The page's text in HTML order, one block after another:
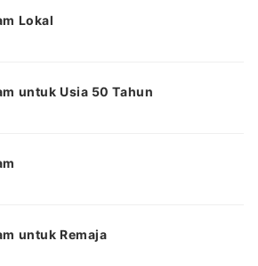
Lokal
untuk Usia 50 Tahun
untuk Remaja